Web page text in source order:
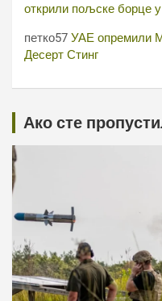
открили пољске борце
петко57 УАЕ опремили
Десерт Стинг
Ако сте